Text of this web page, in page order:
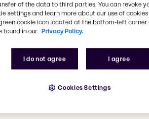
of the data to third parties. You can revoke
settings and learn more about our use of cookies
cookie icon located at the bottom-left corner
found in our Privacy Policy.
I do not agree I agree
Cookies Settings